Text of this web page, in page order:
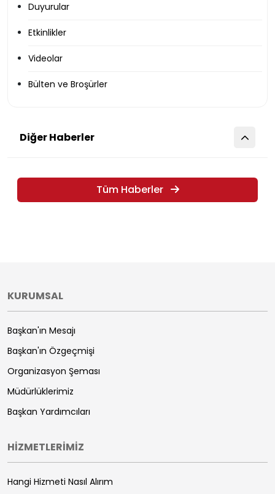
Duyurular
Etkinlikler
Videolar
Bülten ve Broşürler
Diğer Haberler
Tüm Haberler
KURUMSAL
Başkan'ın Mesajı
Başkan'ın Özgeçmişi
Organizasyon Şeması
Müdürlüklerimiz
Başkan Yardımcıları
HİZMETLERİMİZ
Hangi Hizmeti Nasıl Alırım